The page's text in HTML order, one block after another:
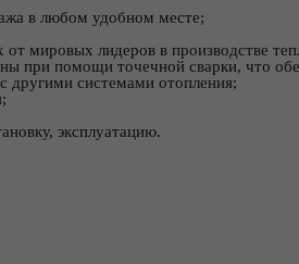
в любом удобном месте;
мировых лидеров в производстве
при помощи точечной сварки, что
другими системами отопления;
эксплуатацию.